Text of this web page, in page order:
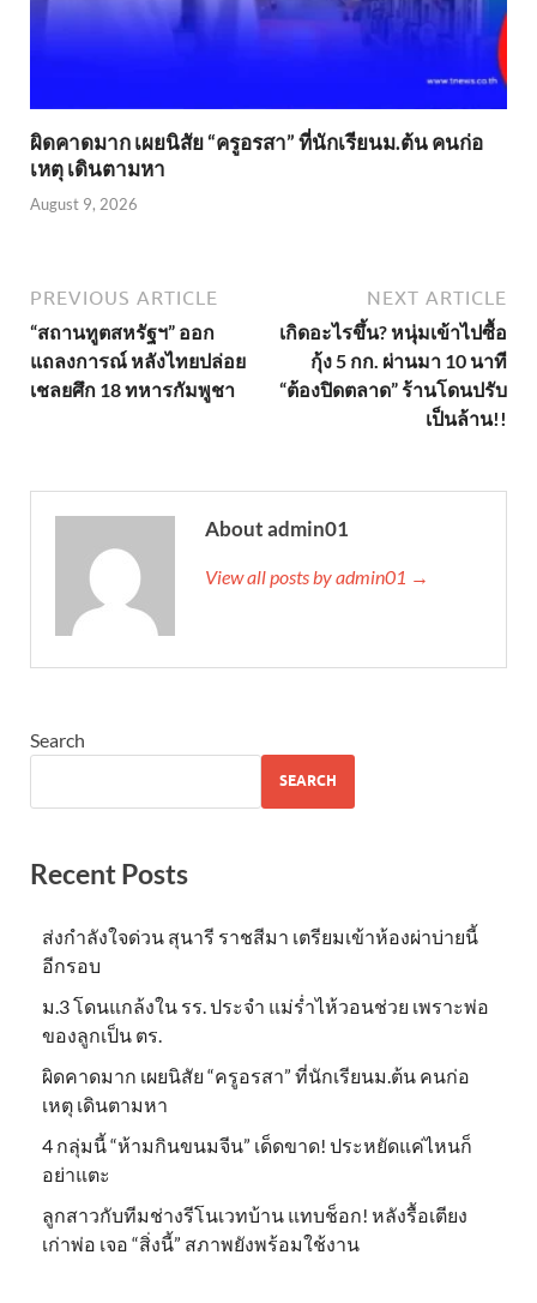
ผิดคาดมาก เผยนิสัย “ครูอรสา” ที่นักเรียนม.ต้น คนก่อ
เหตุ เดินตามหา
August 9, 2026
PREVIOUS ARTICLE
“สถานทูตสหรัฐฯ” ออก
แถลงการณ์ หลังไทยปล่อย
เชลยศึก 18 ทหารกัมพูชา
NEXT ARTICLE
เกิดอะไรขึ้น? หนุ่มเข้าไปซื้อ
กุ้ง 5 กก. ผ่านมา 10 นาที
“ต้องปิดตลาด” ร้านโดนปรับ
เป็นล้าน!!
About admin01
View all posts by admin01 →
Search
SEARCH
Recent Posts
ส่งกำลังใจด่วน สุนารี ราชสีมา เตรียมเข้าห้องผ่าบ่ายนี้
อีกรอบ
ม.3 โดนแกล้งใน รร. ประจำ แม่ร่ำไห้วอนช่วย เพราะพ่อ
ของลูกเป็น ตร.
ผิดคาดมาก เผยนิสัย “ครูอรสา” ที่นักเรียนม.ต้น คนก่อ
เหตุ เดินตามหา
4 กลุ่มนี้ “ห้ามกินขนมจีน” เด็ดขาด! ประหยัดแค่ไหนก็
อย่าแตะ
ลูกสาวกับทีมช่างรีโนเวทบ้าน แทบช็อก! หลังรื้อเตียง
เก่าพ่อ เจอ “สิ่งนี้” สภาพยังพร้อมใช้งาน